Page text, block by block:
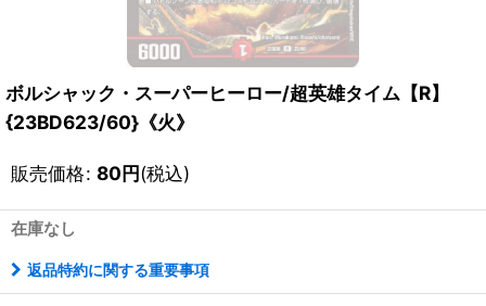
ボルシャック・スーパーヒーロー/超英雄タイム【R】
{23BD623/60}《火》
販売価格: 80円(税込)
在庫なし
返品特約に関する重要事項